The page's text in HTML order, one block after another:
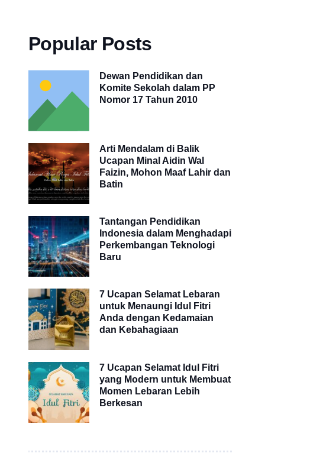
Popular Posts
Dewan Pendidikan dan
Komite Sekolah dalam PP
Nomor 17 Tahun 2010
Arti Mendalam di Balik
Ucapan Minal Aidin Wal
Faizin, Mohon Maaf Lahir dan
Batin
Tantangan Pendidikan
Indonesia dalam Menghadapi
Perkembangan Teknologi
Baru
7 Ucapan Selamat Lebaran
untuk Menaungi Idul Fitri
Anda dengan Kedamaian
dan Kebahagiaan
7 Ucapan Selamat Idul Fitri
yang Modern untuk Membuat
Momen Lebaran Lebih
Berkesan